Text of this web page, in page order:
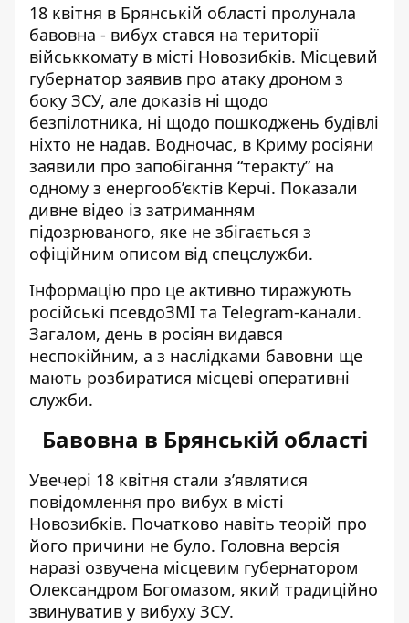
18 квітня в Брянській області пролунала
бавовна - вибух стався на території
військкомату в місті Новозибків. Місцевий
губернатор заявив про атаку дроном з
боку ЗСУ, але доказів ні щодо
безпілотника, ні щодо пошкоджень будівлі
ніхто не надав. Водночас, в Криму росіяни
заявили про запобігання “теракту” на
одному з енергооб’єктів Керчі. Показали
дивне відео із затриманням
підозрюваного, яке не збігається з
офіційним описом від спецслужби.
Інформацію про це активно тиражують
російські псевдоЗМІ та Telegram-канали.
Загалом, день в росіян видався
неспокійним, а з наслідками бавовни ще
мають розбиратися місцеві оперативні
служби.
Бавовна в Брянській області
Увечері 18 квітня стали з’являтися
повідомлення про вибух в місті
Новозибків. Початково навіть теорій про
його причини не було. Головна версія
наразі озвучена місцевим губернатором
Олександром Богомазом, який традиційно
звинуватив у вибуху ЗСУ.